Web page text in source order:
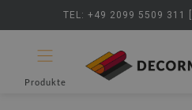
TEL: +49 2099 5509 311 [
Produkte